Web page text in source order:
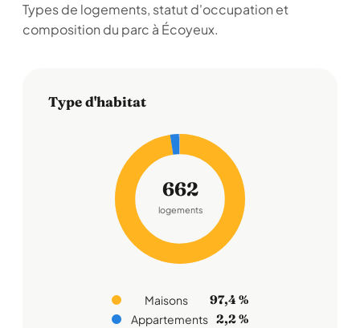
Types de logements, statut d'occupation et
composition du parc à Écoyeux.
Type d'habitat
662
logements
Maisons 97,4 %
Appartements 2,2 %